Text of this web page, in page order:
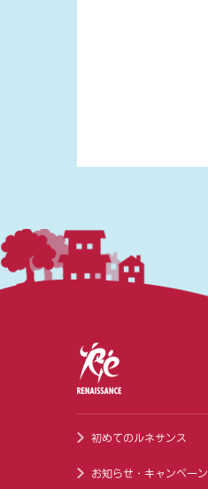
初めてのルネサンス
お知らせ・キャンペーン